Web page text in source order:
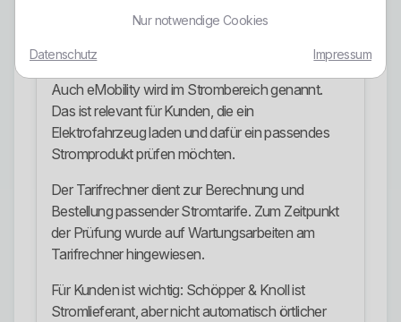
Wärmepumpe und Speicherheizung aufgeführt.
Damit spricht der Anbieter auch Kunden mit
speziellen Verbrauchseinrichtungen an.
Auch eMobility wird im Strombereich genannt.
Das ist relevant für Kunden, die ein
Elektrofahrzeug laden und dafür ein passendes
Stromprodukt prüfen möchten.
Der Tarifrechner dient zur Berechnung und
Bestellung passender Stromtarife. Zum Zeitpunkt
der Prüfung wurde auf Wartungsarbeiten am
Tarifrechner hingewiesen.
Für Kunden ist wichtig: Schöpper & Knoll ist
Stromlieferant, aber nicht automatisch örtlicher
Nur notwendige Cookies
Datenschutz Impressum